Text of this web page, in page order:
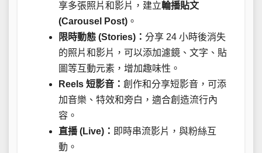
享多張照片和影片，建立輪播貼文
(Carousel Post) 。
限時動態 (Stories)： 分享 24 小時後消失
的照片和影片，可以添加濾鏡、文字、貼
圖等互動元素，增加趣味性。
Reels 短影音： 創作和分享短影音，可添
加音樂、特效和旁白，適合創造流行內
容。
直播 (Live)： 即時串流影片，與粉絲互
動。